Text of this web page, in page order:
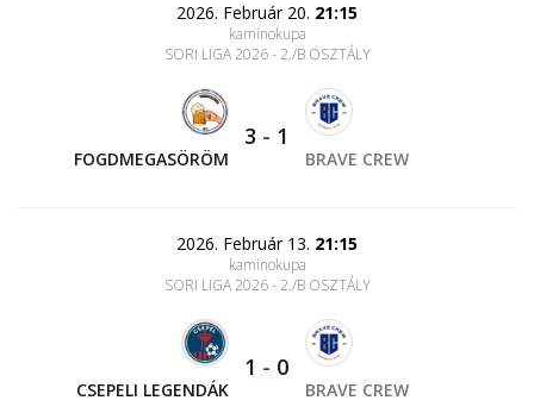
2026. Február 20. 21:15
kaminokupa
SORI LIGA 2026 - 2./B OSZTÁLY
FOGDMEGASÖRÖM
3 - 1
BRAVE CREW
2026. Február 13. 21:15
kaminokupa
SORI LIGA 2026 - 2./B OSZTÁLY
CSEPELI LEGENDÁK
1 - 0
BRAVE CREW